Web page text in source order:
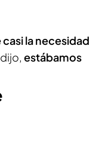
la necesidad
estábamos